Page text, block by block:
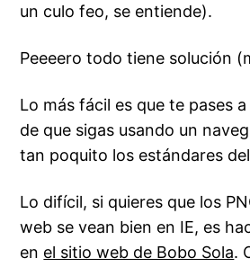
un culo feo, se entiende).
Peeeero todo tiene solución
Lo más fácil es que te pases a
de que sigas usando un
tan poquito los estándares
Lo difícil, si quieres que los
web se vean bien en IE, es
en el sitio web de Bobo Sola.